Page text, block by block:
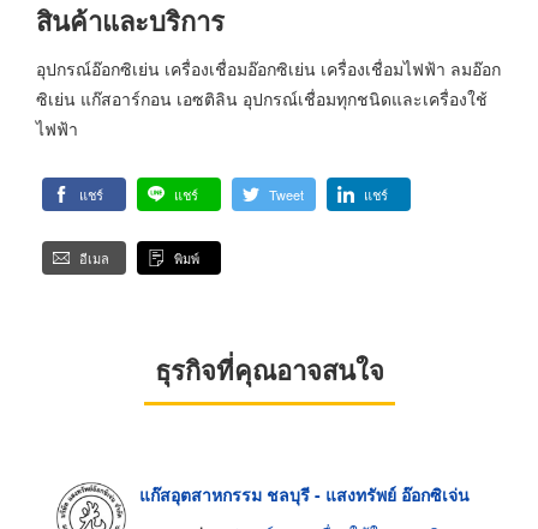
สินค้าและบริการ
อุปกรณ์อ๊อกซิเย่น เครื่องเชื่อมอ๊อกซิเย่น เครื่องเชื่อมไฟฟ้า ลมอ๊อก
ซิเย่น แก๊สอาร์กอน เอซติลิน อุปกรณ์เชื่อมทุกชนิดและเครื่องใช้
ไฟฟ้า
แชร์ แชร์ Tweet แชร์
อีเมล พิมพ์
ธุรกิจที่คุณอาจสนใจ
แก๊สอุตสาหกรรม ชลบุรี - แสงทรัพย์ อ๊อกซิเจ่น